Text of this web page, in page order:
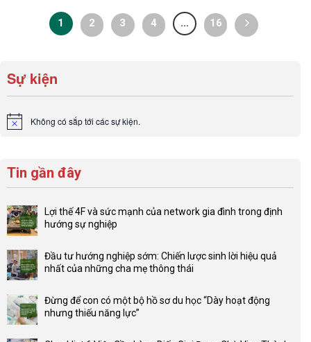
1 2 3 4 … 16
Sự kiện
Notice Không có sắp tới các sự kiện.
Tin gần đây
Lợi thế 4F và sức mạnh của network gia đình trong định
hướng sự nghiệp
bình
luận
Lợi
thế
Đầu tư hướng nghiệp sớm: Chiến lược sinh lời hiệu quả
nhất của những cha mẹ thông thái
bình
luận
Đừng để con có một bộ hồ sơ du học “Dày hoạt động
nhưng thiếu năng lực”